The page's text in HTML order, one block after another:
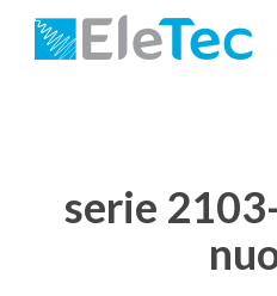
Salta
serie